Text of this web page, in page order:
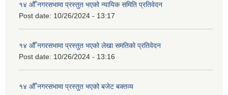
१४ औँ नगरसभामा प्रस्तुत भएको न्यायिक समिति प्रतिवेदन
Post date: 10/26/2024 - 13:17
१४ औँ नगरसभामा प्रस्तुत भएको लेखा समतिको प्रतिवेदन
Post date: 10/26/2024 - 13:16
१४ औँ नगरसभामा प्रस्तुत भएको बजेट बक्तव्य